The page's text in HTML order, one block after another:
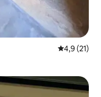
4,9 (21)